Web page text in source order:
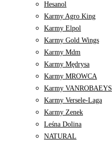
Hesanol
Karmy Agro King
Karmy Elpol
Karmy Gold Wings
Karmy Mdm
Karmy Mędrysa
Karmy MROWCA
Karmy VANROBAEYS
Karmy Versele-Laga
Karmy Zenek
Leśna Dolina
NATURAL